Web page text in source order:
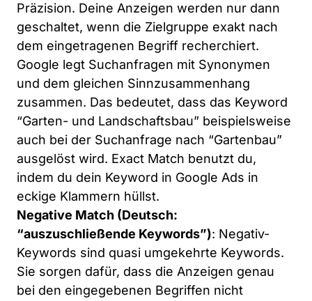
Präzision. Deine Anzeigen werden nur dann
geschaltet, wenn die Zielgruppe exakt nach
dem eingetragenen Begriff recherchiert.
Google legt Suchanfragen mit Synonymen
und dem gleichen Sinnzusammenhang
zusammen. Das bedeutet, dass das Keyword
“Garten- und Landschaftsbau” beispielsweise
auch bei der Suchanfrage nach “Gartenbau”
ausgelöst wird. Exact Match benutzt du,
indem du dein Keyword in Google Ads in
eckige Klammern hüllst.
Negative Match (Deutsch:
“auszuschließende Keywords”): Negativ-
Keywords sind quasi umgekehrte Keywords.
Sie sorgen dafür, dass die Anzeigen genau
bei den eingegebenen Begriffen nicht